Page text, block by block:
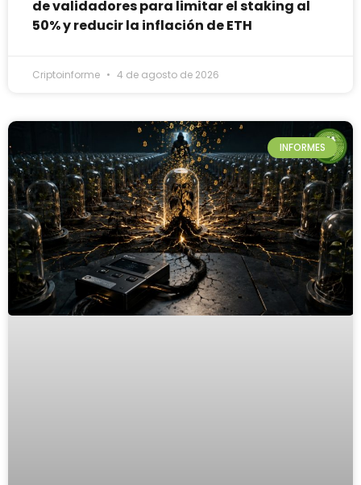
de validadores para limitar el staking al
50% y reducir la inflación de ETH
Criptoinforme 4 de agosto de 2026
INFORMES